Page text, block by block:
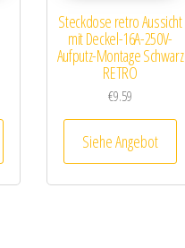
Steckdose retro Aussicht
mit Deckel-16A-250V-
Aufputz-Montage Schwarz
RETRO
€9.59
Siehe Angebot